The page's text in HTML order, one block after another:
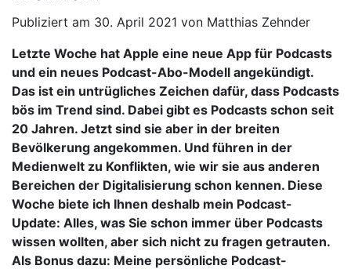
Publiziert am 30. April 2021 von Matthias Zehnder
Letzte Woche hat Apple eine neue App für Podcasts
und ein neues Podcast-Abo-Modell angekündigt.
Das ist ein untrügliches Zeichen dafür, dass Podcasts
bös im Trend sind. Dabei gibt es Podcasts schon seit
20 Jahren. Jetzt sind sie aber in der breiten
Bevölkerung angekommen. Und führen in der
Medienwelt zu Konflikten, wie wir sie aus anderen
Bereichen der Digitalisierung schon kennen. Diese
Woche biete ich Ihnen deshalb mein Podcast-
Update: Alles, was Sie schon immer über Podcasts
wissen wollten, aber sich nicht zu fragen getrauten.
Als Bonus dazu: Meine persönliche Podcast-